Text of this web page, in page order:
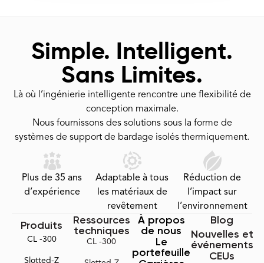
Simple. Intelligent.
Sans Limites.
Là où l’ingénierie intelligente rencontre une flexibilité de
conception maximale.
Nous fournissons des solutions sous la forme de
systèmes de support de bardage isolés thermiquement.
Plus de 35 ans
d’expérience
Adaptable à tous
les matériaux de
revêtement
Réduction de
l’impact sur
l’environnement
Produits
CL -300
Slotted-Z
Ressources
techniques
CL -300
À propos
de nous
Le
portefeuille
Blog
Nouvelles et
événements
CEUs